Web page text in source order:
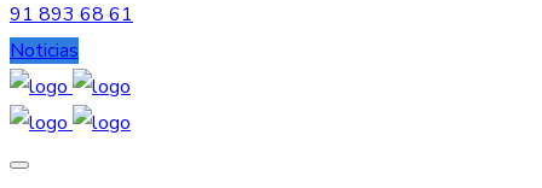
91 893 68 61
Noticias